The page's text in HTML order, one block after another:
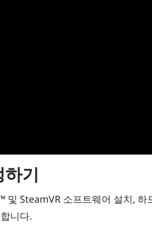
하기
및 SteamVR소프트웨어 설치, 하
니다.